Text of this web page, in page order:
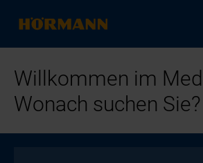
Willkommen im
Wonach suchen Sie?